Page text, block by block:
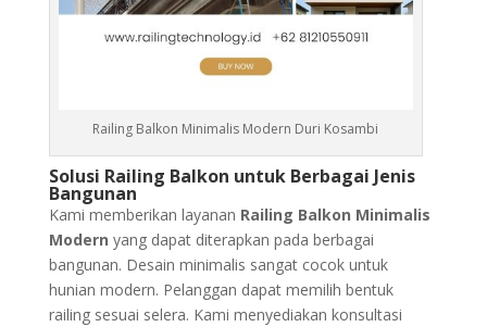
Railing Balkon Minimalis Modern Duri Kosambi
Solusi Railing Balkon untuk Berbagai Jenis
Bangunan
Kami memberikan layanan Railing Balkon Minimalis
Modern yang dapat diterapkan pada berbagai
bangunan. Desain minimalis sangat cocok untuk
hunian modern. Pelanggan dapat memilih bentuk
railing sesuai selera. Kami menyediakan konsultasi